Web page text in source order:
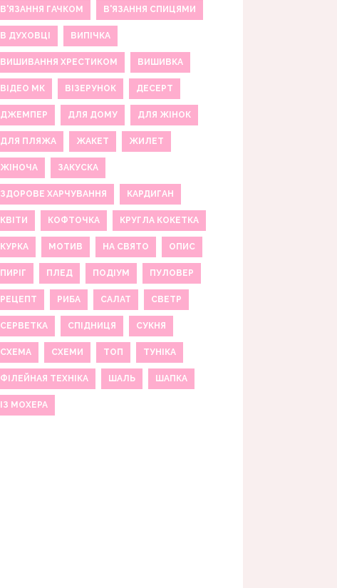
В'ЯЗАННЯ ГАЧКОМ В'ЯЗАННЯ СПИЦЯМИ
В ДУХОВЦІ ВИПІЧКА
ВИШИВАННЯ ХРЕСТИКОМ ВИШИВКА
ВІДЕО МК ВІЗЕРУНОК ДЕСЕРТ
ДЖЕМПЕР ДЛЯ ДОМУ ДЛЯ ЖІНОК
ДЛЯ ПЛЯЖА ЖАКЕТ ЖИЛЕТ
ЖІНОЧА ЗАКУСКА
ЗДОРОВЕ ХАРЧУВАННЯ КАРДИГАН
КВІТИ КОФТОЧКА КРУГЛА КОКЕТКА
КУРКА МОТИВ НА СВЯТО ОПИС
ПИРІГ ПЛЕД ПОДІУМ ПУЛОВЕР
РЕЦЕПТ РИБА САЛАТ СВЕТР
СЕРВЕТКА СПІДНИЦЯ СУКНЯ
СХЕМА СХЕМИ ТОП ТУНІКА
ФІЛЕЙНАЯ ТЕХНІКА ШАЛЬ ШАПКА
ІЗ МОХЕРА